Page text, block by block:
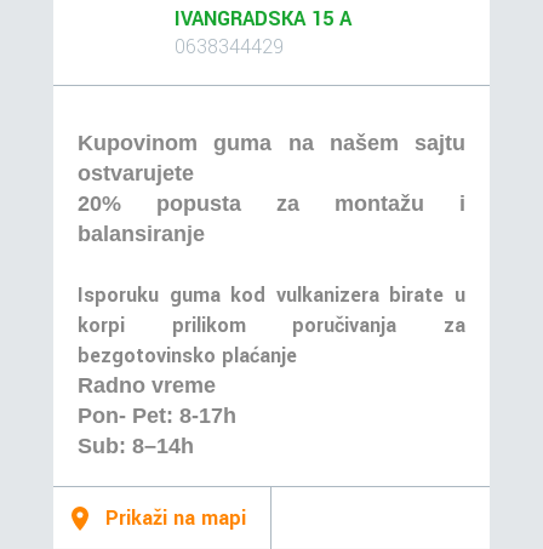
IVANGRADSKA 15 A
0638344429
Kupovinom guma na našem sajtu
ostvarujete
20% popusta za montažu i
balansiranje
Isporuku guma kod vulkanizera birate u
korpi prilikom poručivanja za
bezgotovinsko plaćanje
Radno vreme
Pon- Pet: 8-17h
Sub: 8–14h
Prikaži na mapi